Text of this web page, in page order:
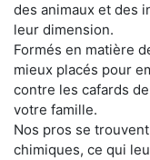
des animaux et des
leur dimension.
Formés en matière
mieux placés pour
contre les cafards
votre famille.
Nos pros se
chimiques, ce qui